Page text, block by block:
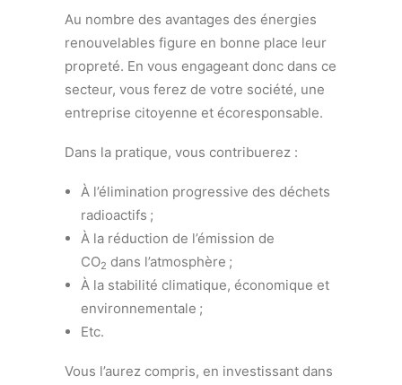
Au nombre des avantages des énergies
renouvelables figure en bonne place leur
propreté. En vous engageant donc dans ce
secteur, vous ferez de votre société, une
entreprise citoyenne et écoresponsable.
Dans la pratique, vous contribuerez :
À l’élimination progressive des déchets
radioactifs ;
À la réduction de l’émission de
CO2 dans l’atmosphère ;
À la stabilité climatique, économique et
environnementale ;
Etc.
Vous l’aurez compris, en investissant dans